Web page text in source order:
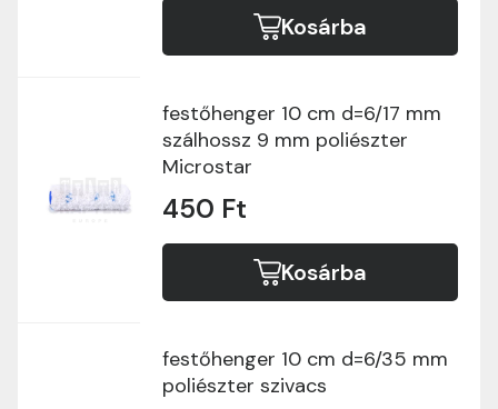
Kosárba
festőhenger 10 cm d=6/17 mm
szálhossz 9 mm poliészter
Microstar
450 Ft
Kosárba
festőhenger 10 cm d=6/35 mm
poliészter szivacs